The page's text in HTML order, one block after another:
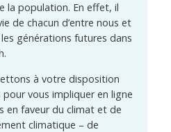
la population. En effet, il
de chacun d’entre nous et
générations futures dans
à votre disposition
vous impliquer en ligne
en faveur du climat et de
climatique – de